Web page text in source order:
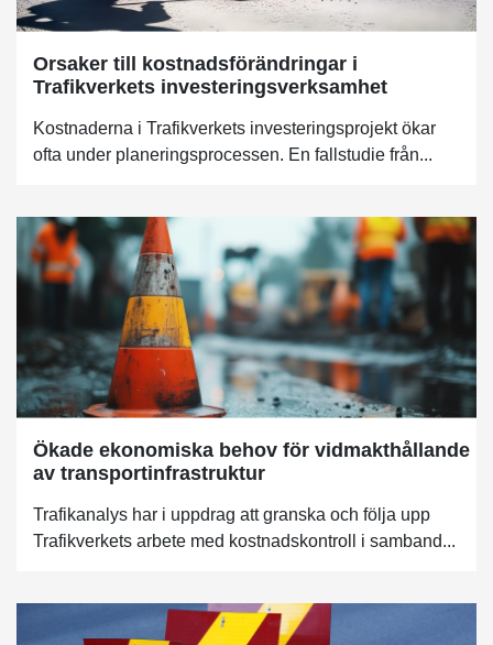
Orsaker till kostnadsförändringar i
Trafikverkets investeringsverksamhet
Kostnaderna i Trafikverkets investeringsprojekt ökar
ofta under planeringsprocessen. En fallstudie från...
Ökade ekonomiska behov för vidmakthållande
av transportinfrastruktur
Trafikanalys har i uppdrag att granska och följa upp
Trafikverkets arbete med kostnadskontroll i samband...